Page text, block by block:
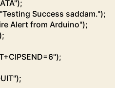
);
Success saddam.");
Alert from Arduino");
;
);
);